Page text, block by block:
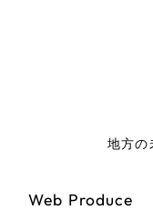
地方の
Web Produce